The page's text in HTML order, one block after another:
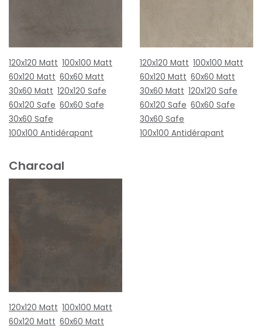
120x120 Matt 100x100 Matt
60x120 Matt 60x60 Matt
30x60 Matt 120x120 Safe
60x120 Safe 60x60 Safe
30x60 Safe
100x100 Antidérapant
120x120 Matt 100x100 Matt
60x120 Matt 60x60 Matt
30x60 Matt 120x120 Safe
60x120 Safe 60x60 Safe
30x60 Safe
100x100 Antidérapant
Charcoal
120x120 Matt 100x100 Matt
60x120 Matt 60x60 Matt